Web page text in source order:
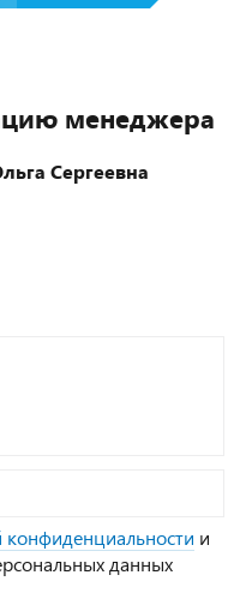
менеджера
Сергеевна
конфиденциальности и
данных